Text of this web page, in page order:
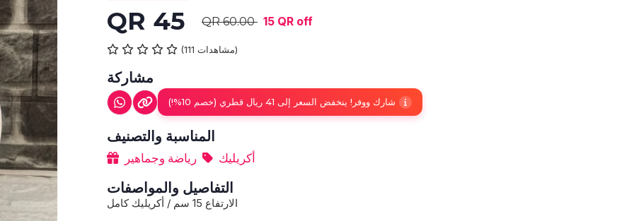
QR 45 QR 60.00 15 QR off
(111 مشاهدات)
مشاركة
شارك ووفر! ينخفض السعر إلى 41 ريال قطري (خصم 10%!)
المناسبة والتصنيف
رياضة وجماهير أكريليك
التفاصيل والمواصفات
الارتفاع 15 سم / أكريليك كامل